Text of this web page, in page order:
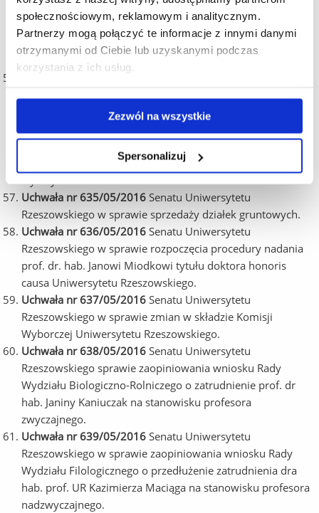
społecznościowym, reklamowym i analitycznym.
Partnerzy mogą połączyć te informacje z innymi danymi
otrzymanymi od Ciebie lub uzyskanymi podczas
korzystania z ich usług.
Zezwól na wszystkie
Spersonalizuj
I stopnia, wynikającej z obowiązku dostosowania
programów kształcenia do wymagań określonych w art. 11
Ustawy z dnia 27 lipca 2005 r. Prawo o szkolnictwie
wyższym.
Uchwała nr 634/05/2016
Rzeszowskiego w sprawie zatwierdzenia opisu efektów
kształcenia dla kierunku informatyka i ekonometria, studia
Ustawy z dnia 27 lipca 2005 r. Prawo o szkolnictwie
Uchwała nr 635/05/2016 Senatu Uniwersytetu
Rzeszowskiego w sprawie sprzedaży działek gruntowych.
Uchwała nr 636/05/2016 Senatu Uniwersytetu
Rzeszowskiego w sprawie rozpoczęcia procedury nadania
prof. dr. hab. Janowi Miodkowi tytułu doktora honoris
causa Uniwersytetu Rzeszowskiego.
Uchwała nr 637/05/2016 Senatu Uniwersytetu
Rzeszowskiego w sprawie zmian w składzie Komisji
Wyborczej Uniwersytetu Rzeszowskiego.
Uchwała nr 638/05/2016 Senatu Uniwersytetu
Rzeszowskiego sprawie zaopiniowania wniosku Rady
Wydziału Biologiczno-Rolniczego o zatrudnienie prof. dr
hab. Janiny Kaniuczak na stanowisku profesora
zwyczajnego.
Uchwała nr 639/05/2016 Senatu Uniwersytetu
Rzeszowskiego w sprawie zaopiniowania wniosku Rady
Wydziału Filologicznego o przedłużenie zatrudnienia dra
hab. prof. UR Kazimierza Maciąga na stanowisku profesora
nadzwyczajnego.